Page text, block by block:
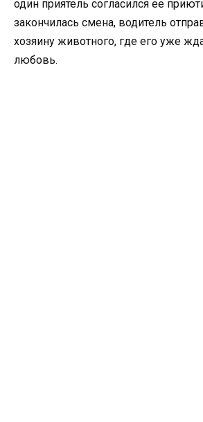
один приятель согласился ее
закончилась смена, водитель
хозяину животного, где его уже
любовь.